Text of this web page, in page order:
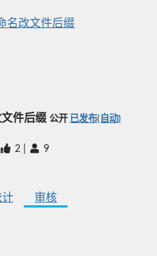
名改文件后缀
件后缀 公开 已发布(自动)
2 9
计
审核